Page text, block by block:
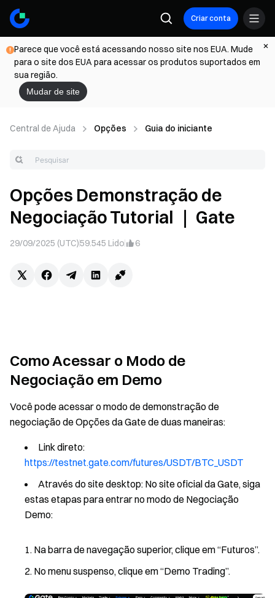
Criar conta
Parece que você está acessando nosso site nos EUA. Mude
para o site dos EUA para acessar os produtos suportados em
sua região.
Mudar de site
Central de Ajuda Opções Guia do iniciante
Opções Demonstração de
Negociação Tutorial ｜ Gate
29/09/2025 (UTC)59.545 Lido 6
Como Acessar o Modo de
Negociação em Demo
Você pode acessar o modo de demonstração de
negociação de Opções da Gate de duas maneiras:
Link direto:
https://testnet.gate.com/futures/USDT/BTC_USDT
Através do site desktop: No site oficial da Gate, siga
estas etapas para entrar no modo de Negociação
Demo:
Na barra de navegação superior, clique em “Futuros”.
No menu suspenso, clique em “Demo Trading”.